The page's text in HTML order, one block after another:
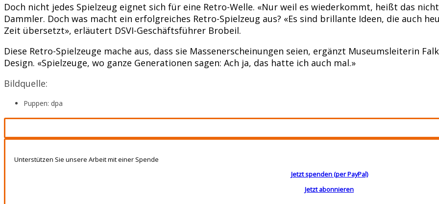
Doch nicht jedes Spielzeug eignet sich für eine Retro-Welle. «Nur weil es wiederkommt, heißt das
Dammler. Doch was macht ein erfolgreiches Retro-Spielzeug aus? «Es sind brillante Ideen, die auch
Zeit übersetzt», erläutert DSVI-Geschäftsführer Brobeil.
Diese Retro-Spielzeuge mache aus, dass sie Massenerscheinungen seien, ergänzt Museumsleiterin
Design. «Spielzeuge, wo ganze Generationen sagen: Ach ja, das hatte ich auch mal.»
Bildquelle:
Puppen: dpa
Unterstützen Sie unsere Arbeit mit einer Spende
Jetzt spenden (per PayPal)
Jetzt abonnieren